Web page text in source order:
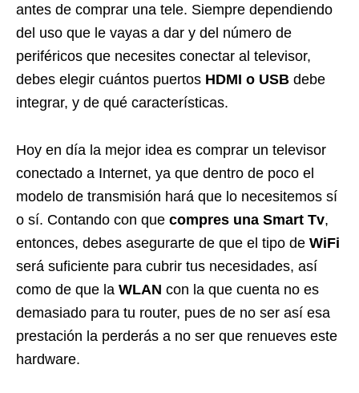
antes de comprar una tele. Siempre dependiendo
del uso que le vayas a dar y del número de
periféricos que necesites conectar al televisor,
debes elegir cuántos puertos HDMI o USB debe
integrar, y de qué características.
Hoy en día la mejor idea es comprar un televisor
conectado a Internet, ya que dentro de poco el
modelo de transmisión hará que lo necesitemos sí
o sí. Contando con que compres una Smart Tv,
entonces, debes asegurarte de que el tipo de WiFi
será suficiente para cubrir tus necesidades, así
como de que la WLAN con la que cuenta no es
demasiado para tu router, pues de no ser así esa
prestación la perderás a no ser que renueves este
hardware.